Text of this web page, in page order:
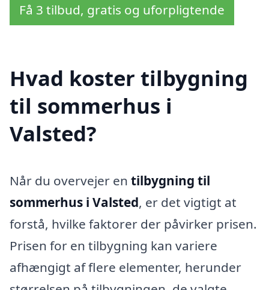
Få 3 tilbud, gratis og uforpligtende
Hvad koster tilbygning
til sommerhus i
Valsted?
Når du overvejer en tilbygning til
sommerhus i Valsted, er det vigtigt at
forstå, hvilke faktorer der påvirker prisen.
Prisen for en tilbygning kan variere
afhængigt af flere elementer, herunder